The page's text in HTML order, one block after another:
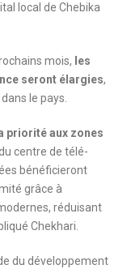
local de Chebika
mois, les
seront élargies,
le pays.
priorité aux zones
centre de télé-
bénéficieront
grâce à
réduisant
Chekhari.
du développement